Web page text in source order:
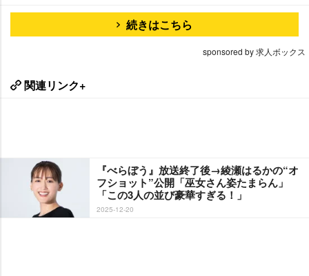
続きはこちら
sponsored by 求人ボックス
関連リンク+
『べらぼう』放送終了後→綾瀬はるかの“オ
フショット”公開「巫女さん姿たまらん」
「この3人の並び豪華すぎる！」
2025-12-20